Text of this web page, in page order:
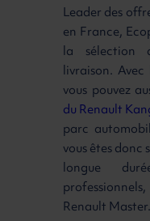
Leader des
en France,
la sélection
livraison.
vous pouvez
du Renault
parc
vous êtes
longue
Renault Master.